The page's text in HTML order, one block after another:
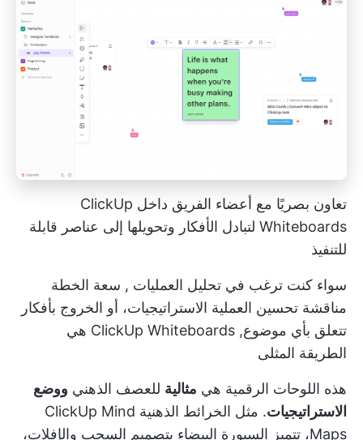
تعاون بصريًا مع أعضاء الفريق داخل ClickUp
Whiteboards لتبادل الأفكار وتحويلها إلى عناصر قابلة
للتنفيذ
سواء كنت ترغب في تحليل العمليات , سعة الخطة
مناقشة تحسين العملية الاستراتيجيات، أو الخروج بأفكار
تتعلق بأي موضوع, ClickUp Whiteboards هي
الطريقة المثلى
هذه اللوحات الرقمية هي مثالية للعصف الذهني ووضع
الاستراتيجيات
. مثل الخرائط الذهنية ClickUp Mind
Maps، تتميز السبورة البيضاء بتصميم السحب والإفلات،